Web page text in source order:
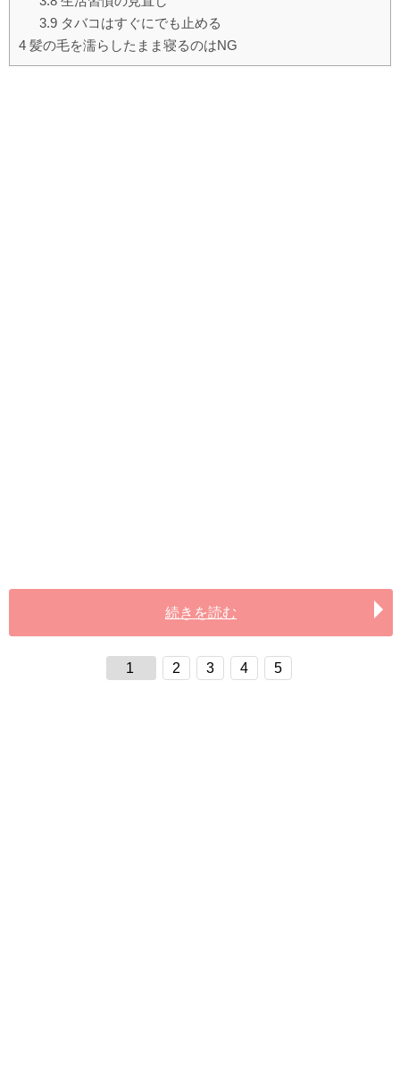
3.9タバコはすぐにでも止める
4 髪の毛を濡らしたまま寝るのはNG
続きを読む
1 2 3 4 5